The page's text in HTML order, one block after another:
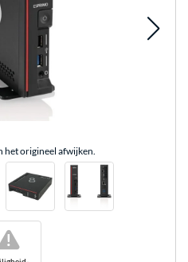
het origineel afwijken.
!